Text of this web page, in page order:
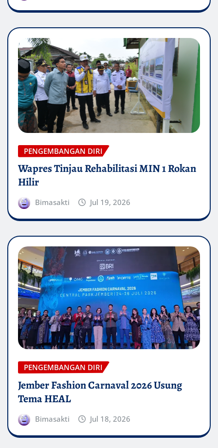
PENGEMBANGAN DIRI
Wapres Tinjau Rehabilitasi MIN 1 Rokan
Hilir
Bimasakti Jul 19, 2026
PENGEMBANGAN DIRI
Jember Fashion Carnaval 2026 Usung
Tema HEAL
Bimasakti Jul 18, 2026